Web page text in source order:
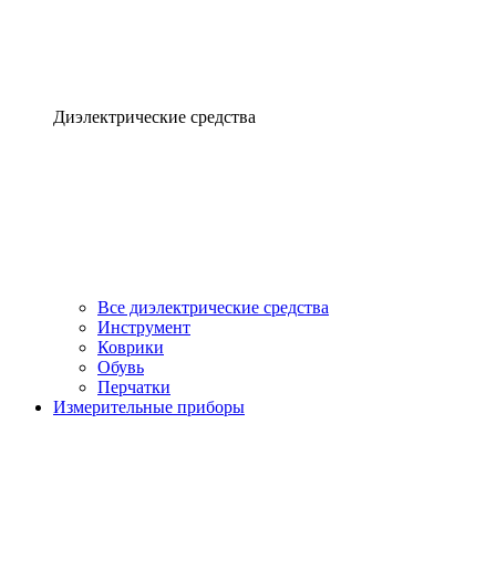
Диэлектрические средства
Все диэлектрические средства
Инструмент
Коврики
Обувь
Перчатки
Измерительные приборы